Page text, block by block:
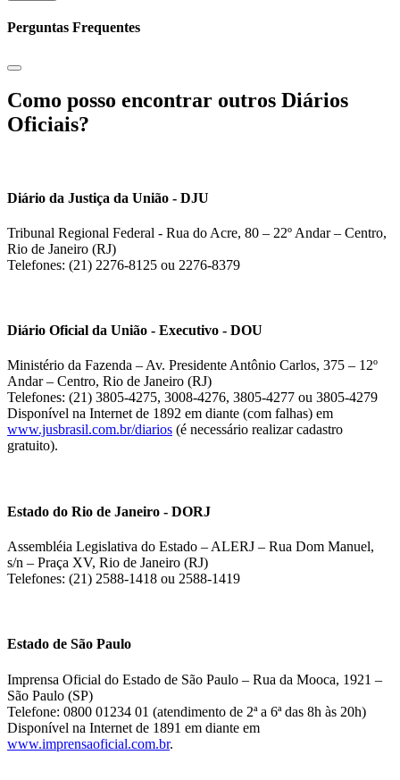
Perguntas Frequentes
Como posso encontrar outros Diários
Oficiais?
Diário da Justiça da União - DJU
Tribunal Regional Federal - Rua do Acre, 80 – 22º Andar – Centro,
Rio de Janeiro (RJ)
Telefones: (21) 2276-8125 ou 2276-8379
Diário Oficial da União - Executivo - DOU
Ministério da Fazenda – Av. Presidente Antônio Carlos, 375 – 12º
Andar – Centro, Rio de Janeiro (RJ)
Telefones: (21) 3805-4275, 3008-4276, 3805-4277 ou 3805-4279
Disponível na Internet de 1892 em diante (com falhas) em
www.jusbrasil.com.br/diarios (é necessário realizar cadastro
gratuito).
Estado do Rio de Janeiro - DORJ
Assembléia Legislativa do Estado – ALERJ – Rua Dom Manuel,
s/n – Praça XV, Rio de Janeiro (RJ)
Telefones: (21) 2588-1418 ou 2588-1419
Estado de São Paulo
Imprensa Oficial do Estado de São Paulo – Rua da Mooca, 1921 –
São Paulo (SP)
Telefone: 0800 01234 01 (atendimento de 2ª a 6ª das 8h às 20h)
Disponível na Internet de 1891 em diante em
www.imprensaoficial.com.br.